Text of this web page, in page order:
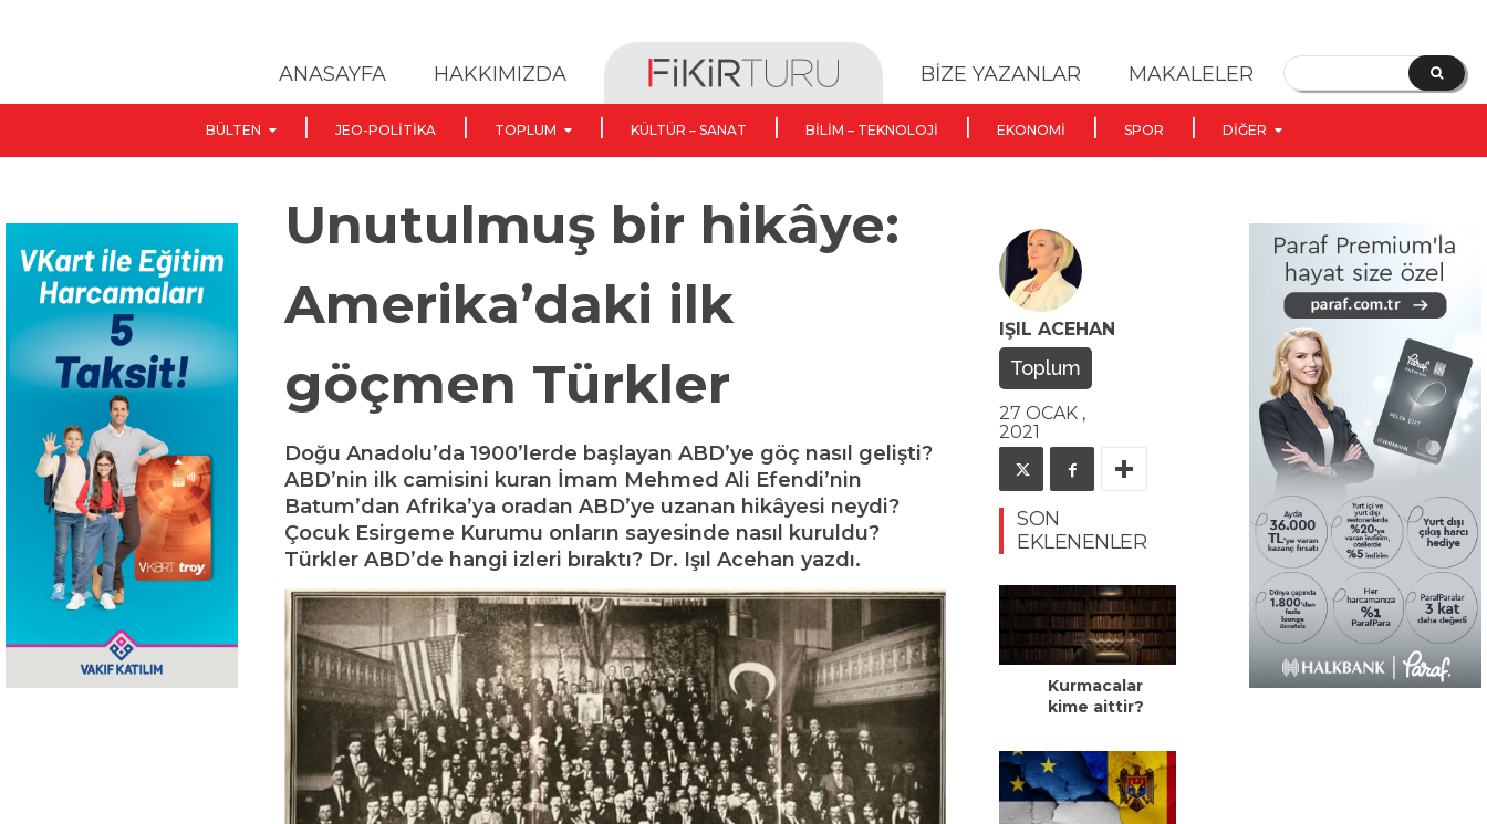
ANASAYFA HAKKIMIZDA BİZE YAZANLAR MAKALELER
BÜLTEN JEO-POLITIKA TOPLUM KÜLTÜR – SANAT BILIM – TEKNOLOJI EKONOMI SPOR DIĞER
Unutulmuş bir hikâye:
Amerika’daki ilk
göçmen Türkler
Doğu Anadolu’da 1900’lerde başlayan ABD’ye göç nasıl gelişti?
ABD’nin ilk camisini kuran İmam Mehmed Ali Efendi’nin
Batum’dan Afrika’ya oradan ABD’ye uzanan hikâyesi neydi?
Çocuk Esirgeme Kurumu onların sayesinde nasıl kuruldu?
Türkler ABD’de hangi izleri bıraktı? Dr. Işıl Acehan yazdı.
IŞIL ACEHAN
Toplum
27 OCAK ,
2021
SON
EKLENENLER
Kurmacalar
kime aittir?